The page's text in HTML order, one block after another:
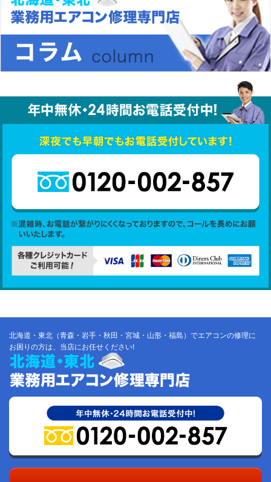
北海道・東北（青森・岩手・秋田・宮城・山形・福島）でエアコンの修理に
お困りの方は、当店にお任せください!